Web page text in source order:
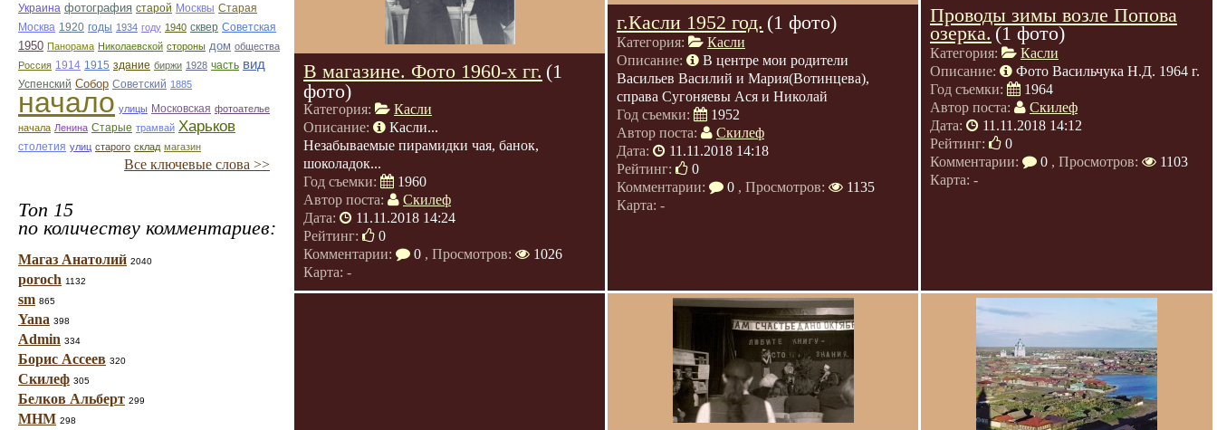
Украина фотография старой Москвы Старая
Москва 1920 годы 1934 году 1940 сквер Советская
1950 Панорама Николаевской стороны дом общества
Россия 1914 1915 здание биржи 1928 часть вид
Успенский Собор Советский 1885
начало улицы Московская фотоателье
начала Ленина Старые трамвай Харьков
столетия улиц старого склад магазин
Все ключевые слова >>
Топ 15
по количеству комментариев:
Магаз Анатолий 2040
poroch 1132
sm 865
Yana 398
Admin 334
Борис Ассеев 320
Скилеф 305
Белков Альберт 299
МНМ 298
В магазине. Фото 1960-х гг. (1
фото)
Категория:
Касли
Описание:
Касли...
Незабываемые пирамидки чая, банок,
шоколадок...
Год съемки:
1960
Автор поста:
Скилеф
Дата:
11.11.2018 14:24
Рейтинг:
0
Комментарии:
0 , Просмотров:
1026
Карта: -
г.Касли 1952 год. (1 фото)
Категория:
Касли
Описание:
В центре мои родители
Васильев Василий и Мария(Вотинцева),
справа Сугоняевы Ася и Николай
Год съемки:
1952
Автор поста:
Скилеф
Дата:
11.11.2018 14:18
Рейтинг:
0
Комментарии:
0 , Просмотров:
1135
Карта: -
Проводы зимы возле Попова
озерка.(1 фото)
Категория:
Касли
Описание:
Фото Васильчука Н.Д. 1964 г.
Год съемки:
1964
Автор поста:
Скилеф
Дата:
11.11.2018 14:12
Рейтинг:
0
Комментарии:
0 , Просмотров:
1103
Карта: -